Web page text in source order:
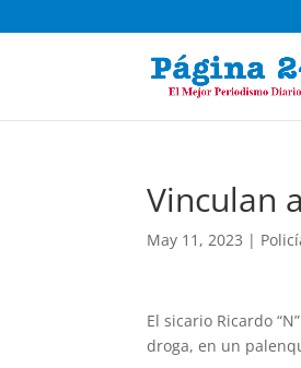
Vinculan
May 11, 2023 |
El sicario Ricardo
droga, en un